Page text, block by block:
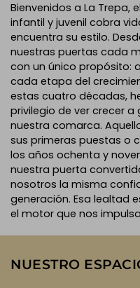
Bienvenidos a La Trepa,
infantil y juvenil cobra
encuentra su estilo.
nuestras puertas cada
con un único propósito:
cada etapa del
estas cuatro décadas,
privilegio de ver crecer
nuestra comarca.
sus primeras puestas o
los años ochenta y
nuestra puerta
nosotros la misma
generación. Esa lealtad
el motor que nos
NUESTRO